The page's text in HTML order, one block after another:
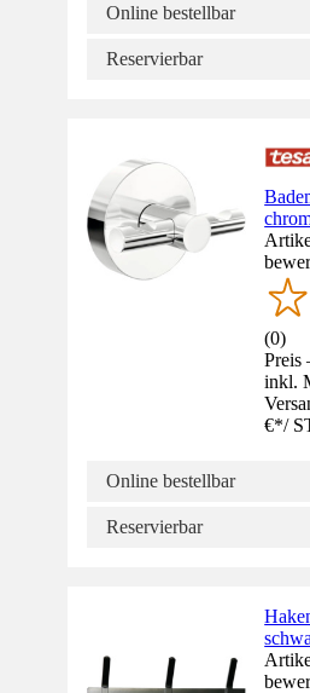
Online bestellbar
Reservierbar
(0)
Preis
inkl.
€*/
Online bestellbar
Reservierbar